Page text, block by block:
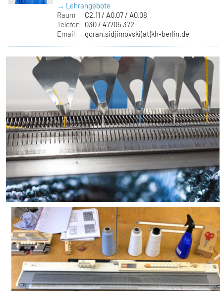
→ Lehrangebote
Raum
C2.11 / A0.07 / A0.08
Telefon
030 / 47705 372
Email
goran.sidjimovski(at)kh-berlin.de